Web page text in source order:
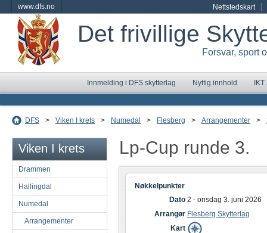
www.dfs.no Nettstedskart
Det frivillige
Forsvar, sport
Innmelding i DFS skytterlag Nyttig innhold
DFS > Viken I krets > Numedal > Flesberg > Arrangementer >
Viken I krets
Drammen
Hallingdal
Numedal
Arrangementer
Lp-Cup runde 3.
Nøkkelpunkter
Dato 2 - onsdag 3. juni 2026
Arrangør Flesberg Skytterlag
Kart